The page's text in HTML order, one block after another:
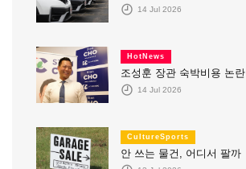
14 Jul 2026
HotNews
조성훈 장관 숙박비용 논란
14 Jul 2026
CultureSports
안 쓰는 물건, 어디서 팔까